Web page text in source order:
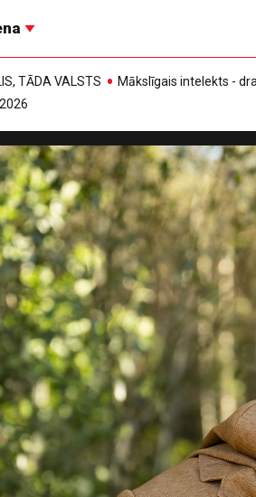
TĀDA VALSTS
Mākslīgais intelekts -